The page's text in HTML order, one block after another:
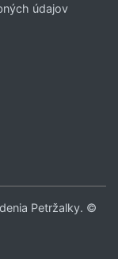
údajov
Petržalky. ©